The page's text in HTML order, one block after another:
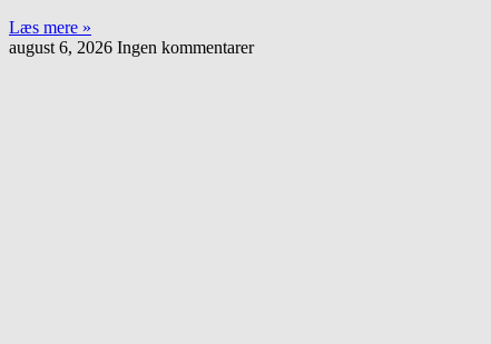
Læs mere »
august 6, 2026 Ingen kommentarer